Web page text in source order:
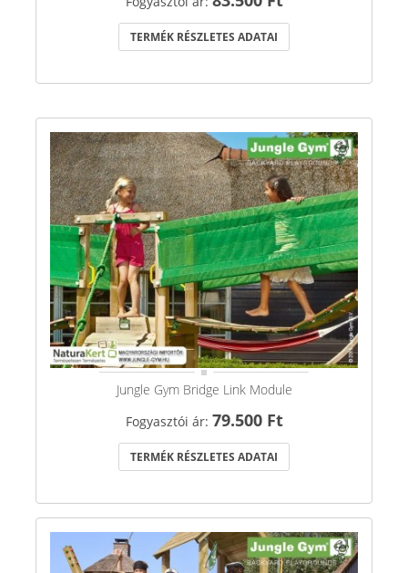
TERMÉK RÉSZLETES ADATAI
Jungle Gym Bridge Link Module
Fogyasztói ár: 79.500 Ft
TERMÉK RÉSZLETES ADATAI